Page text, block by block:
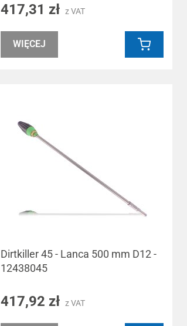
417,31 zł z VAT
WIĘCEJ
Dirtkiller 45 - Lanca 500 mm D12 -
12438045
417,92 zł z VAT